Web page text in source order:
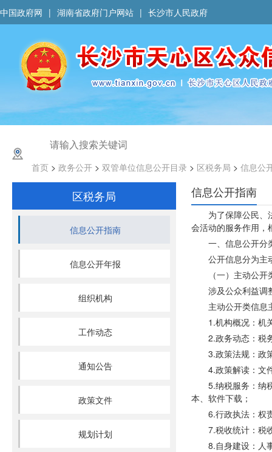
中国政府网 | 湖南省政府门户网站 | 长沙市人民政府
首页 > 政务公开 > 双管单位信息公开目录 > 区税务局 > 信息公
区税务局
信息公开指南
信息公开年报
组织机构
工作动态
通知公告
政策文件
规划计划
信息公开指南
为了保障公民、
会活动的服务作用，
一、信息公开分
公开信息分为主
（一）主动公开
涉及公众利益调
主动公开类信息
1.机构概况：机
2.政务动态：税
3.政策法规：政
4.政策解读：文
5.纳税服务：纳
本、软件下载；
6.行政执法：权
7.税收统计：税
8.自身建设：人